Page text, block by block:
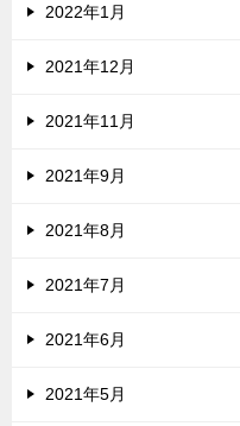
2022年1月
2021年12月
2021年11月
2021年9月
2021年8月
2021年7月
2021年6月
2021年5月